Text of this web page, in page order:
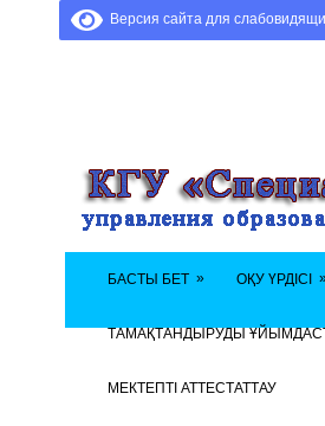
Версия сайта для
БАСТЫ БЕТ » ОҚУ ҮРДІСІ
ТАМАҚТАНДЫРУДЫ
МЕКТЕПТІ АТТЕСТАТТАУ